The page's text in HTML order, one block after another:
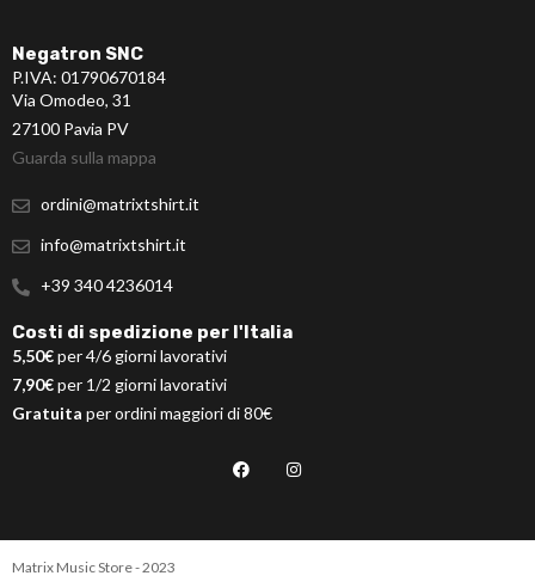
Negatron SNC
P.IVA: 01790670184
Via Omodeo, 31
27100 Pavia PV
Guarda sulla mappa
ordini@matrixtshirt.it
info@matrixtshirt.it
+39 340 4236014
Costi di spedizione per l'Italia
5,50€per 4/6 giorni lavorativi
7,90€per 1/2 giorni lavorativi
Gratuita per ordini maggiori di 80€
Matrix Music Store - 2023